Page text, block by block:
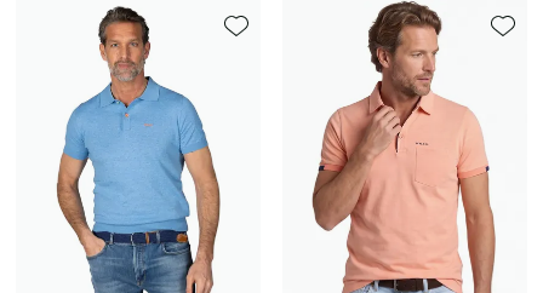
Wellington of Billmore
William Lockie
Xacus
Alle merken
Toevoegen aan favorieten